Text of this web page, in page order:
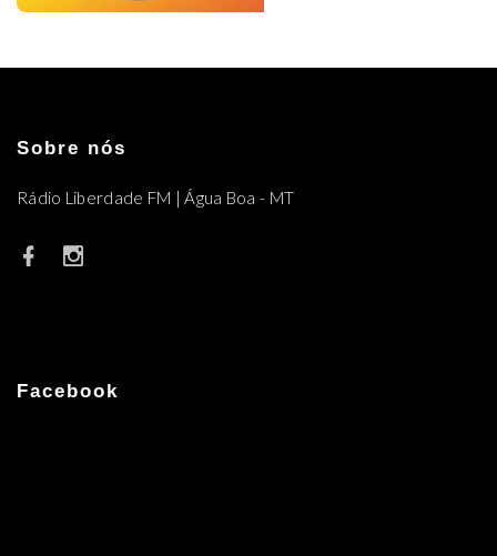
Sobre nós
Rádio Liberdade FM | Água Boa - MT
Facebook